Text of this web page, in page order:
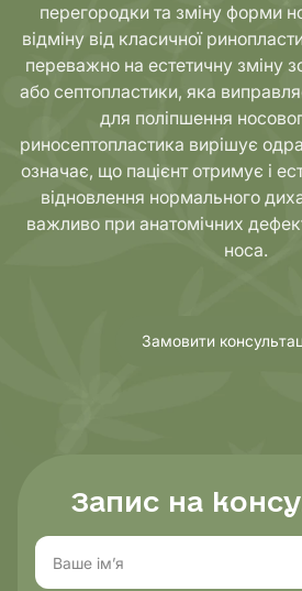
перегородки та зміну форми
відміну від класичної
переважно на естетичну зміну
або септопластики, яка
для поліпшення
риносептопластика вирішує
означає, що пацієнт отримує і
відновлення нормального
важливо при анатомічних
носа.
Замовити
Запис на